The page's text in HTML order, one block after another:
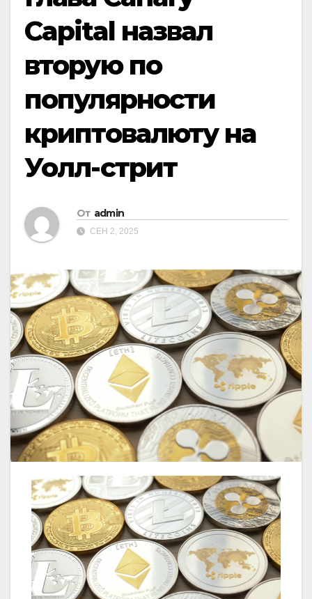
Capital назвал
вторую по
популярности
криптовалюту на
Уолл-стрит
От admin
СЕН 2, 2025